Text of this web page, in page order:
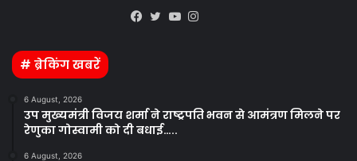
# ब्रेकिंग खबरें
6 August, 2026
उप मुख्यमंत्री विजय शर्मा ने राष्ट्रपति भवन से आमंत्रण मिलने पर
रेणुका गोस्वामी को दी बधाई…..
6 August, 2026